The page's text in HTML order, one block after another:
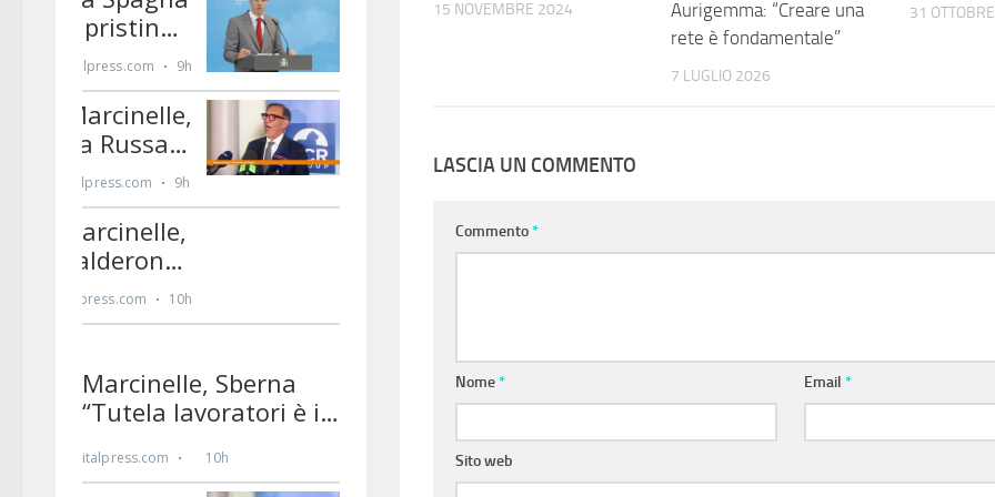
15 NOVEMBRE 2024
Aurigemma: “Creare una
rete è fondamentale”
7 LUGLIO 2026
31
LASCIA UN COMMENTO
Commento*
Nome* Email*
Sito web